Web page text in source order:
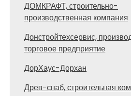
ДОМКРАФТ, строительно-
производственная компания
Донстройтехсервис,
торговое предприятие
ДорХаус-Дорхан
Древ-снаб, строительная